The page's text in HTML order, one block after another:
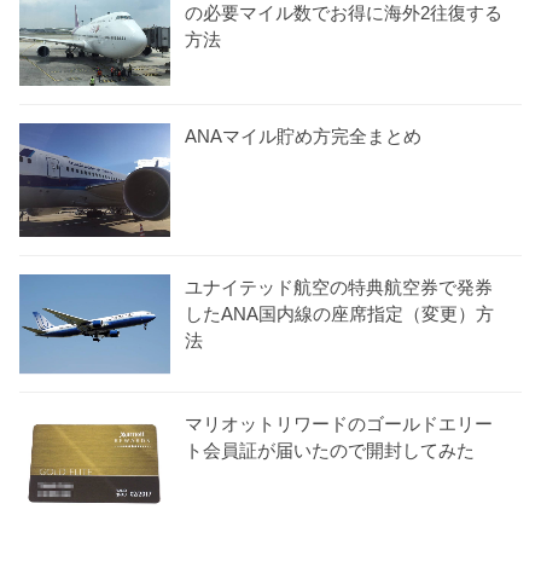
の必要マイル数でお得に海外2往復する
方法
ANAマイル貯め方完全まとめ
ユナイテッド航空の特典航空券で発券
したANA国内線の座席指定（変更）方
法
マリオットリワードのゴールドエリー
ト会員証が届いたので開封してみた